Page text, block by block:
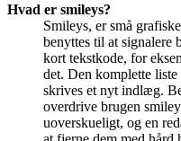
Hvad er smileys?
Smileys, er små
benyttes til at signalere
kort tekstkode, for
det. Den komplette
skrives et nyt indlæg.
overdrive brugen
uoverskueligt, og en